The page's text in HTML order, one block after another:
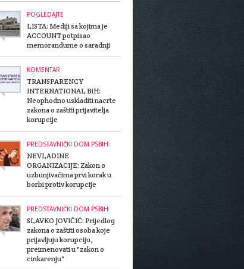
POGLEDAJTE
LISTA: Mediji sa kojima je
ACCOUNT potpisao
memorandume o saradnji
KOMENTAR
TRANSPARENCY
INTERNATIONAL BiH:
Neophodno uskladiti nacrte
zakona o zaštiti prijavitelja
korupcije
PREDSTAVNIČKI DOM PSBIH
NEVLADINE
ORGANIZACIJE: Zakon o
uzbunjivačima prvi korak u
borbi protiv korupcije
PREDSTAVNIČKI DOM PSBIH
SLAVKO JOVIČIĆ: Prijedlog
zakona o zaštiti osoba koje
prijavljuju korupciju,
preimenovati u "zakon o
cinkarenju"